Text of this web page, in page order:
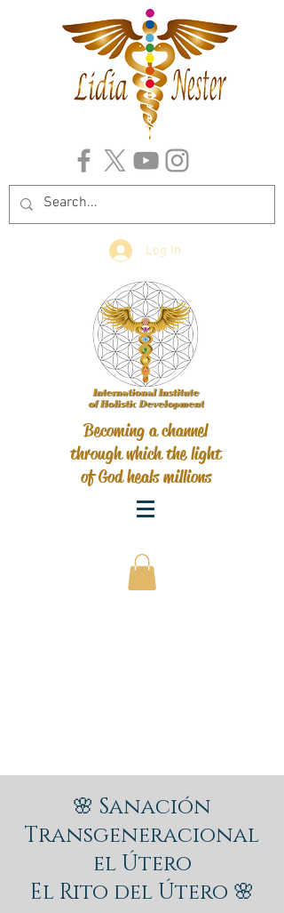
Log In
Becoming a channel
through which the light
of God heals millions
🌸 Sanación
Transgeneracional
el Útero
El Rito del Útero 🌸